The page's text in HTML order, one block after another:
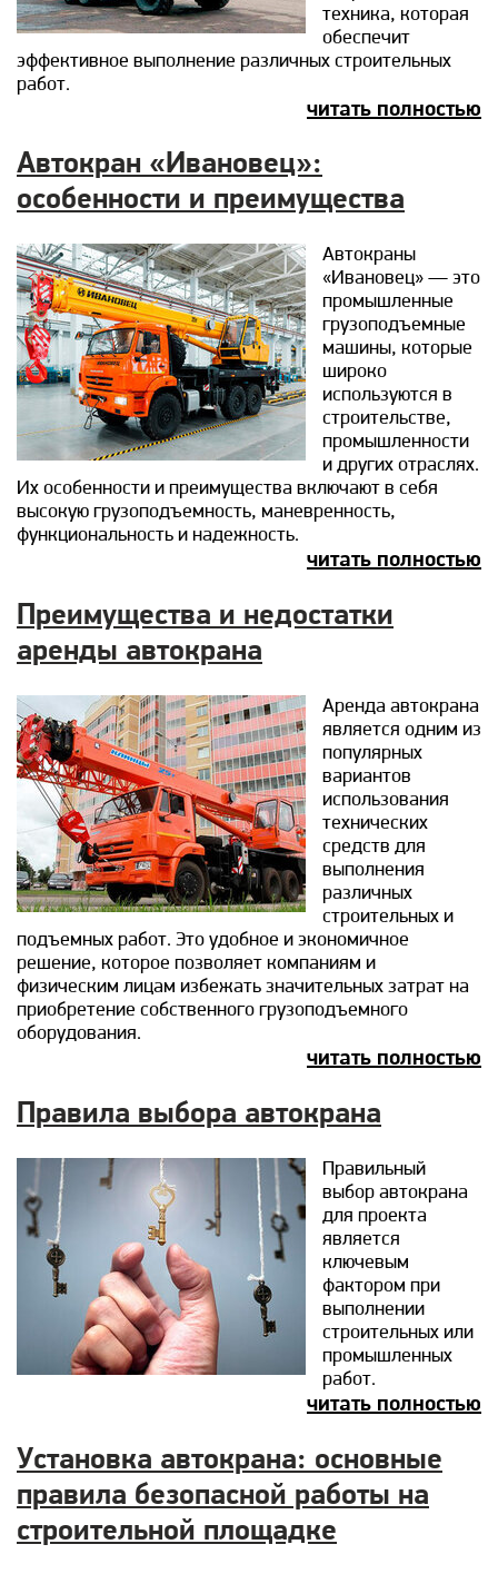
техника, которая
обеспечит
эффективное выполнение различных строительных
работ.
читать полностью
Автокран «Ивановец»:
особенности и преимущества
Автокраны
«Ивановец» — это
промышленные
грузоподъемные
машины, которые
широко
используются в
строительстве,
промышленности
и других отраслях.
Их особенности и преимущества включают в себя
высокую грузоподъемность, маневренность,
функциональность и надежность.
читать полностью
Преимущества и недостатки
аренды автокрана
Аренда автокрана
является одним из
популярных
вариантов
использования
технических
средств для
выполнения
различных
строительных и
подъемных работ. Это удобное и экономичное
решение, которое позволяет компаниям и
физическим лицам избежать значительных затрат на
приобретение собственного грузоподъемного
оборудования.
читать полностью
Правила выбора автокрана
Правильный
выбор автокрана
для проекта
является
ключевым
фактором при
выполнении
строительных или
промышленных
работ.
читать полностью
Установка автокрана: основные
правила безопасной работы на
строительной площадке